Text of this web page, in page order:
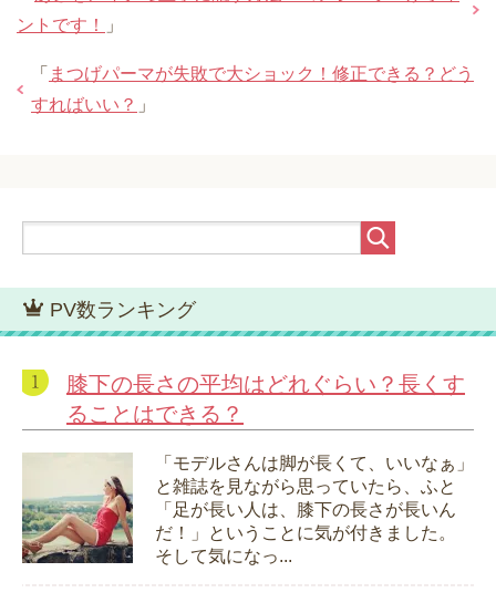
ントです！
」
「 まつげパーマが失敗で大ショック！修正できる？どう
すればいい？ 」
PV数ランキング
膝下の長さの平均はどれぐらい？長くす
ることはできる？
「モデルさんは脚が長くて、いいなぁ」
と雑誌を見ながら思っていたら、ふと
「足が長い人は、膝下の長さが長いん
だ！」ということに気が付きました。
そして気になっ...